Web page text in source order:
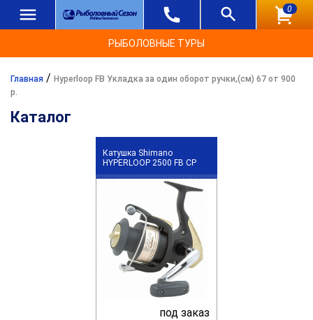
0
РЫБОЛОВНЫЕ ТУРЫ
Главная / Hyperloop FB Укладка за один оборот ручки,(см) 67 от 900
р.
Каталог
Катушка Shimano
HYPERLOOP 2500 FB CP
под заказ